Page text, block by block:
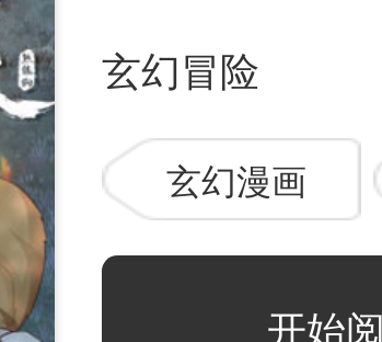
玄幻冒险
玄幻漫画
开始